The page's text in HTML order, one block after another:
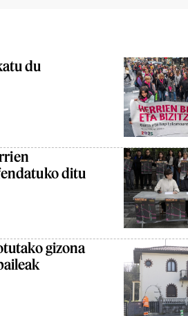
du
ditu
gizona